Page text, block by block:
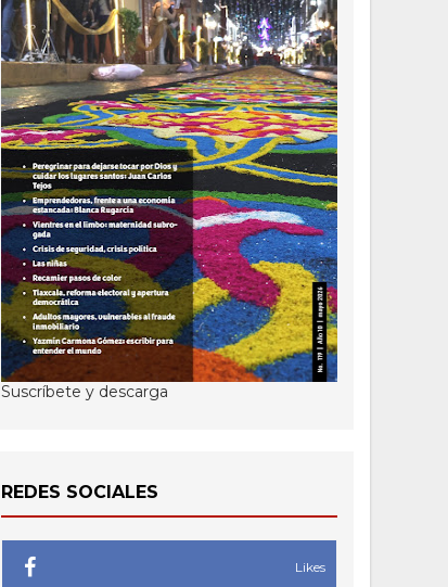
Suscríbete y descarga
REDES SOCIALES
Likes